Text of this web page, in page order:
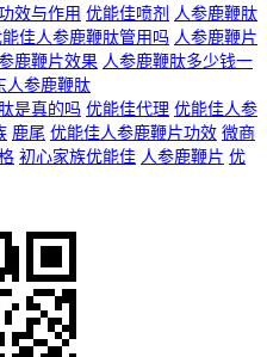
效与作用 优能佳喷剂 人参鹿鞭肽
佳人参鹿鞭肽管用吗 人参鹿鞭片
鹿鞭片效果 人参鹿鞭肽多少钱一
人参鹿鞭肽
是真的吗 优能佳代理 优能佳人参
鹿尾 优能佳人参鹿鞭片功效 微商
初心家族优能佳 人参鹿鞭片 优